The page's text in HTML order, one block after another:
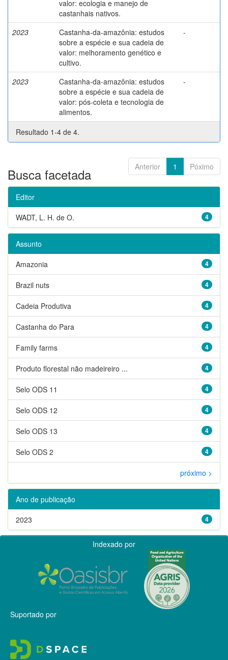
valor: ecologia e manejo de
castanhais nativos.
2023
Castanha-da-amazônia: estudos
sobre a espécie e sua cadeia de
valor: melhoramento genético e
cultivo.
-
2023
Castanha-da-amazônia: estudos
sobre a espécie e sua cadeia de
valor: pós-coleta e tecnologia de
alimentos.
-
Resultado 1-4 de 4.
Anterior 1 Póximo
Busca facetada
Editor
4
WADT, L. H. de O.
Assunto
4
Amazonia
4
Brazil nuts
4
Cadeia Produtiva
4
Castanha do Para
4
Family farms
4
Produto florestal não madeireiro ...
4
Selo ODS 11
4
Selo ODS 12
4
Selo ODS 13
4
Selo ODS 2
próximo >
Ano de publicação
4
2023
Indexado por
Suportado por